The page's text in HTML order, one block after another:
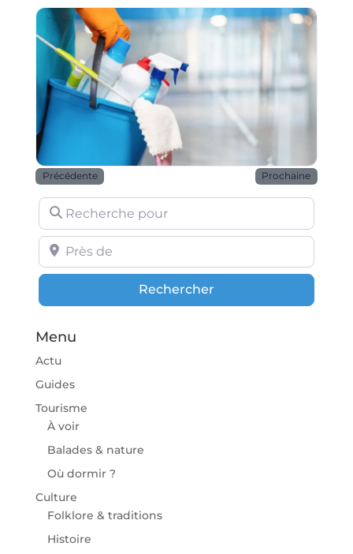
Précédente Prochaine
Recherche pour
Près de
RechercherRechercher
Menu
Actu
Guides
Tourisme
À voir
Balades & nature
Où dormir ?
Culture
Folklore & traditions
Histoire